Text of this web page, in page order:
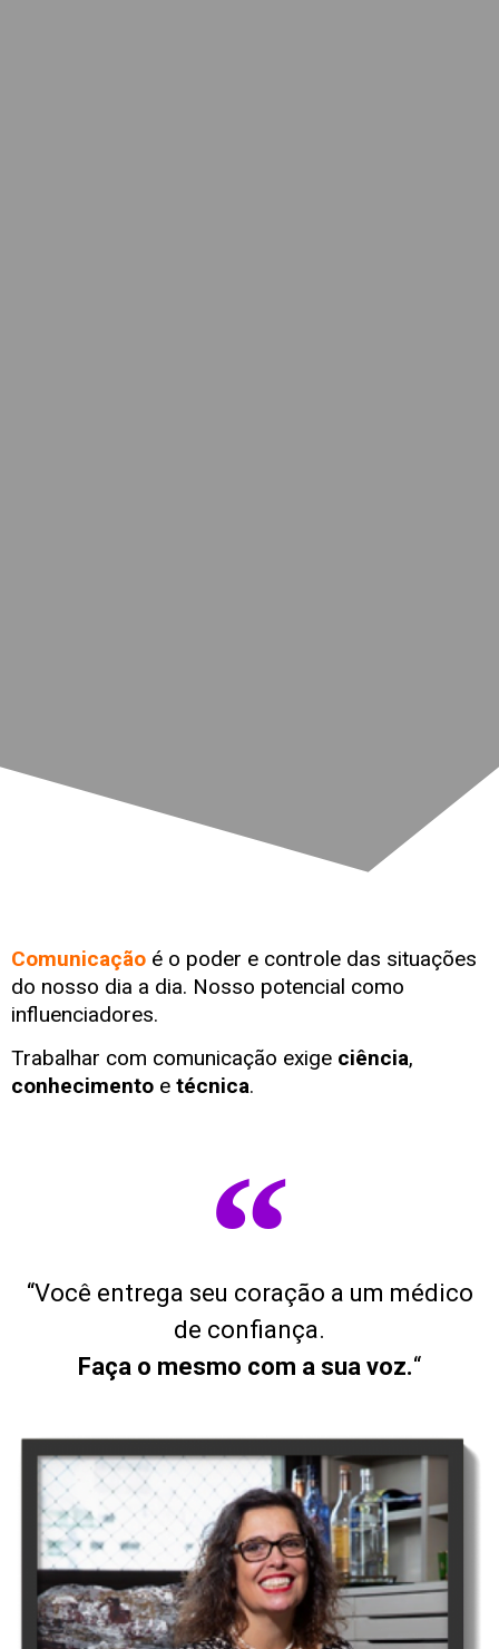
Comunicação é o poder e controle das situações
do nosso dia a dia. Nosso potencial como
influenciadores.
Trabalhar com comunicação exige ciência,
conhecimento e técnica.
“
“Você entrega seu coração a um médico
de confiança.
Faça o mesmo com a sua voz.“